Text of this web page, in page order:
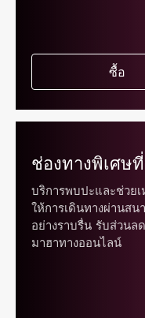
ซื้อ
ช่องทางพิเศษ
บริการพบปะและช่วย
ให้การเดินทางผ่านส
อย่างราบรื่น รับส่วน
มาฮาทางออนไลน์